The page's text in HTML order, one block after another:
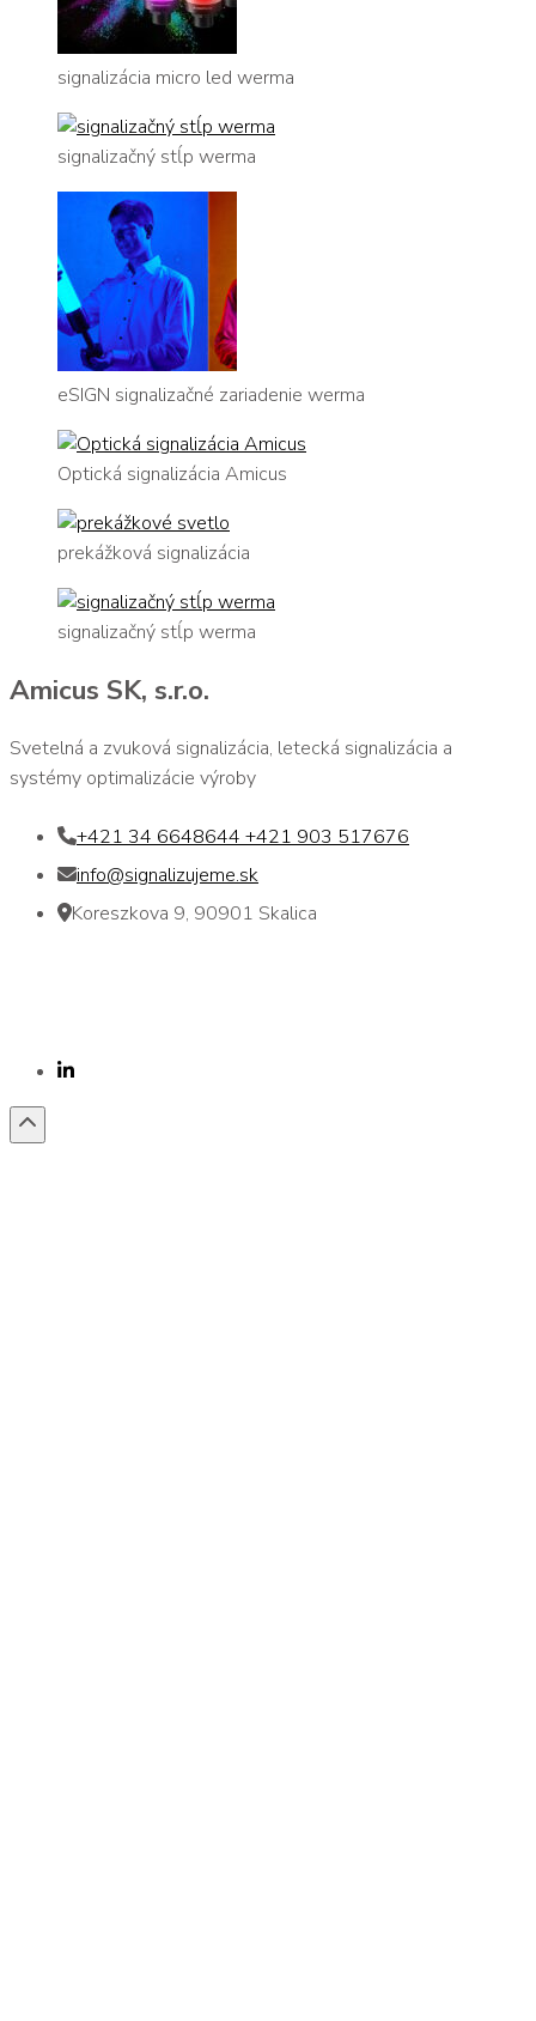
signalizácia micro led werma
signalizačný stĺp werma
eSIGN signalizačné zariadenie werma
Optická signalizácia Amicus
prekážková signalizácia
signalizačný stĺp werma
Amicus SK, s.r.o.
Svetelná a zvuková signalizácia, letecká signalizácia a
systémy optimalizácie výroby
+421 34 6648644 +421 903 517676
info@signalizujeme.sk
Koreszkova 9, 90901 Skalica